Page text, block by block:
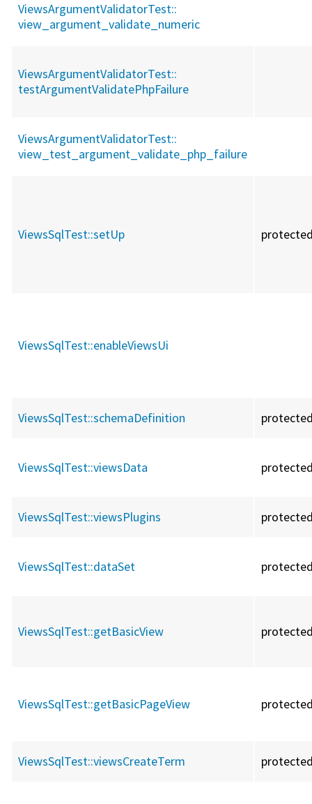
ViewsArgumentValidatorTest::
view_argument_validate_numeric
ViewsArgumentValidatorTest::
testArgumentValidatePhpFailure
ViewsArgumentValidatorTest::
view_test_argument_validate_php_failure
ViewsSqlTest::setUp
ViewsSqlTest::enableViewsUi
ViewsSqlTest::schemaDefinition
ViewsSqlTest::viewsData
ViewsSqlTest::viewsPlugins
ViewsSqlTest::dataSet
ViewsSqlTest::getBasicView
ViewsSqlTest::getBasicPageView
ViewsSqlTest::viewsCreateTerm